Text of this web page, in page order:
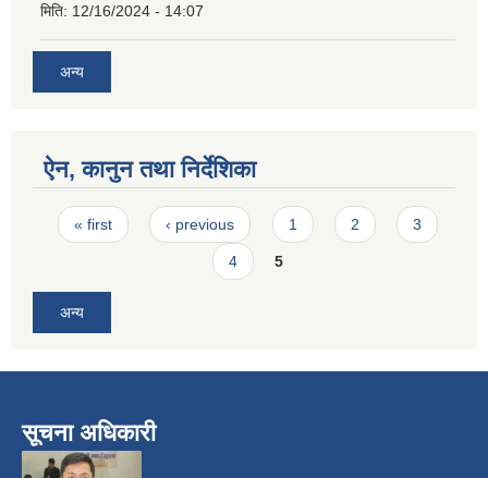
मिति: 12/16/2024 - 14:07
अन्य
ऐन, कानुन तथा निर्देशिका
Pages
« first ‹ previous 1 2 3
4 5
अन्य
सूचना अधिकारी